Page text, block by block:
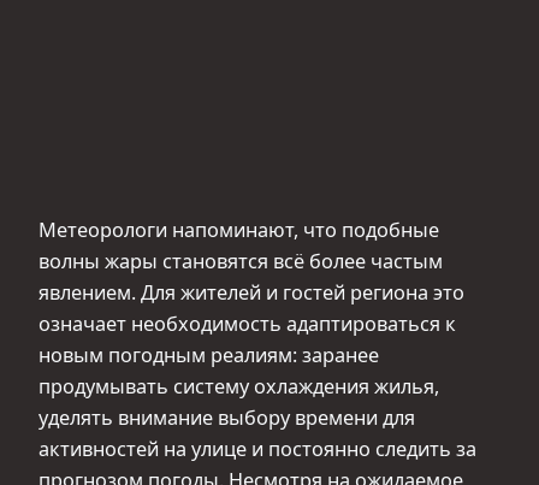
Метеорологи напоминают, что подобные
волны жары становятся всё более частым
явлением. Для жителей и гостей региона это
означает необходимость адаптироваться к
новым погодным реалиям: заранее
продумывать систему охлаждения жилья,
уделять внимание выбору времени для
активностей на улице и постоянно следить за